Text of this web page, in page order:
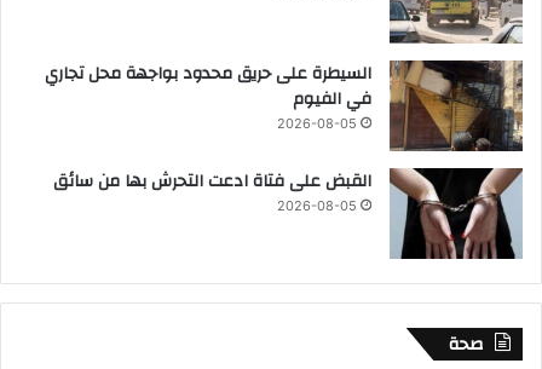
السيطرة على حريق محدود بواجهة محل تجاري
في الفيوم
2026-08-05
القبض على فتاة ادعت التحرش بها من سائق
2026-08-05
صحة